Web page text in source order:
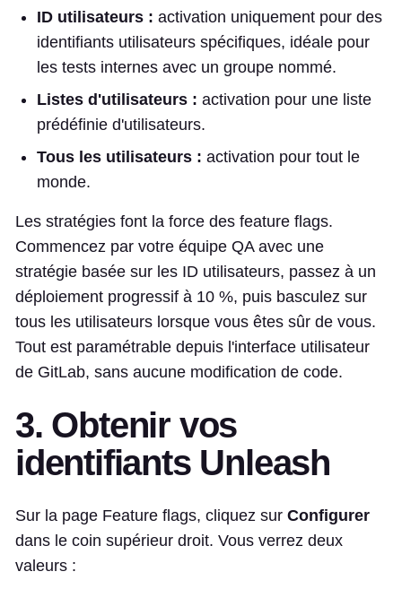
ID utilisateurs : activation uniquement pour des
identifiants utilisateurs spécifiques, idéale pour
les tests internes avec un groupe nommé.
Listes d'utilisateurs : activation pour une liste
prédéfinie d'utilisateurs.
Tous les utilisateurs : activation pour tout le
monde.
Les stratégies font la force des feature flags.
Commencez par votre équipe QA avec une
stratégie basée sur les ID utilisateurs, passez à un
déploiement progressif à 10 %, puis basculez sur
tous les utilisateurs lorsque vous êtes sûr de vous.
Tout est paramétrable depuis l'interface utilisateur
de GitLab, sans aucune modification de code.
3. Obtenir vos
identifiants Unleash
Sur la page Feature flags, cliquez sur Configurer
dans le coin supérieur droit. Vous verrez deux
valeurs :